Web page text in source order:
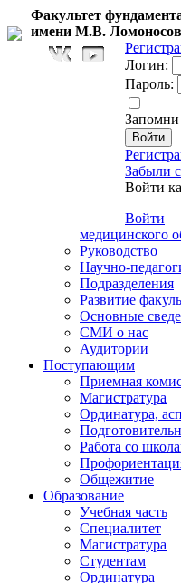
Факультет
имени М.В.
Логин:
Пароль:
Запомни
Забыли
Войти
Войти
медицинского
Руководство
Научно-
Подразделения
Развитие
Основные
СМИ о нас
Аудитории
Поступающим
Приемная
Магистратура
Ординатура,
Работа со
Общежитие
Образование
Учебная часть
Специалитет
Магистратура
Студентам
Ординатура